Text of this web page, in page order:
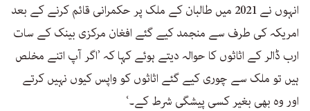
انہوں نے 2021 میں طالبان کے ملک پر حکمرانی قائم کرنے کے بعد
امریکہ کی طرف سے منجمد کیے گئے افغان مرکزی بینک کے سات
ارب ڈالر کے اثاثوں کا حوالہ دیتے ہوئے کہا کہ ’اگر آپ اتنے مخلص
ہیں تو ملک سے چوری کیے گئے اثاثوں کو واپس کیوں نہیں کرتے
اور وہ بھی بغیر کسی پیشگی شرط کے۔‘